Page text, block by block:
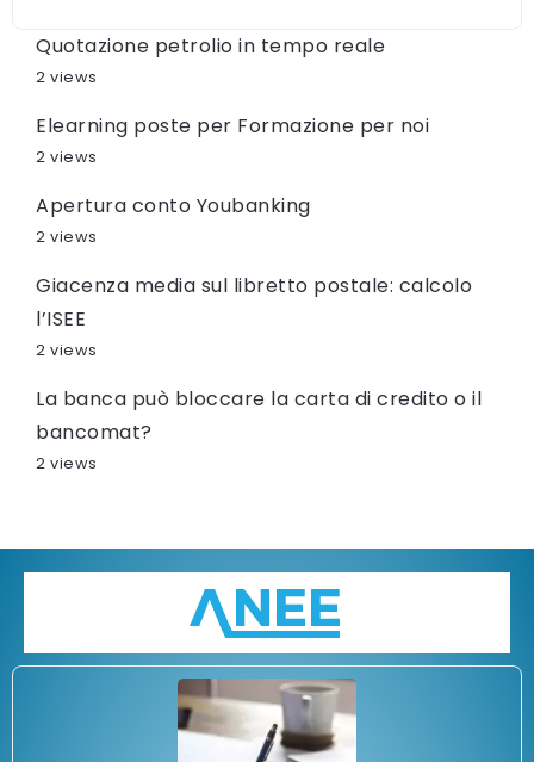
Quotazione petrolio in tempo reale
2 views
Elearning poste per Formazione per noi
2 views
Apertura conto Youbanking
2 views
Giacenza media sul libretto postale: calcolo
l’ISEE
2 views
La banca può bloccare la carta di credito o il
bancomat?
2 views